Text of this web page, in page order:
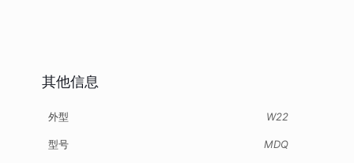
其他信息
外型 W22
型号 MDQ